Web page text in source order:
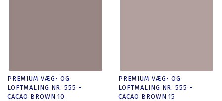
PREMIUM VÆG- OG
LOFTMALING NR. 555 -
CACAO BROWN 10
PREMIUM VÆG- OG
LOFTMALING NR. 555 -
CACAO BROWN 15